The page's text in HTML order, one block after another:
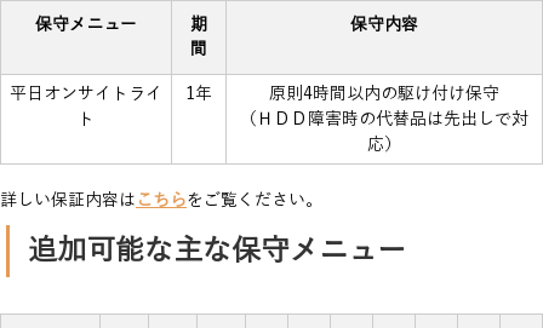
保守メニュー
期
間
保守内容
平日オンサイトライ
ト
1年
原則4時間以内の駆け付け保守
（ＨＤＤ障害時の代替品は先出しで対
応）
詳しい保証内容は こちらをご覧ください。
追加可能な主な保守メニュー